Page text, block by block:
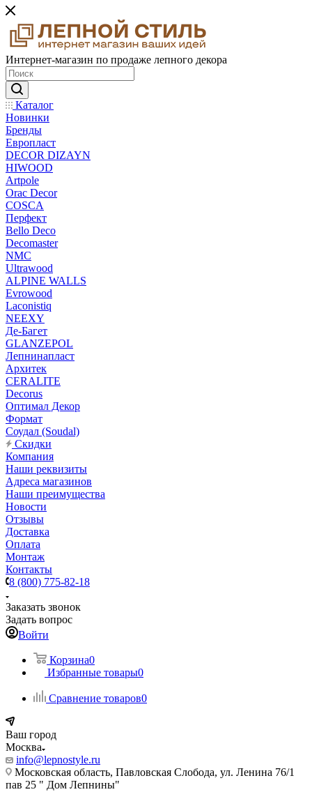
Интернет-магазин по продаже лепного декора
Каталог
Новинки
Бренды
Европласт
DECOR DIZAYN
HIWOOD
Artpole
Orac Decor
COSCA
Перфект
Bello Deco
Decomaster
NMС
Ultrawood
ALPINE WALLS
Evrowood
Laconistiq
NEEXY
Де-Багет
GLANZEPOL
Лепнинапласт
Архитек
CERALITE
Decorus
Оптимал Декор
Формат
Соудал (Soudal)
Скидки
Компания
Наши реквизиты
Адреса магазинов
Наши преимущества
Новости
Отзывы
Доставка
Оплата
Монтаж
Контакты
8 (800) 775-82-18
Заказать звонок
Задать вопрос
Войти
Корзина0
Избранные товары0
Сравнение товаров0
Ваш город
Москва
info@lepnostyle.ru
Московская область, Павловская Слобода, ул. Ленина 76/1
пав 25 " Дом Лепнины"